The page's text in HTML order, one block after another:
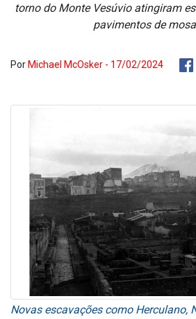
torno do Monte Vesúvio atingiram
pavimentos de
Por Michael McOsker - 17/02/2024
Novas escavações como Herculano,